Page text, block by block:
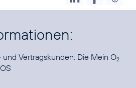
Vertragskunden: Die Mein O2